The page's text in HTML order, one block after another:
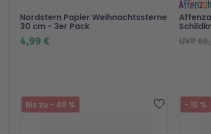
4,99 €
Nordstern Papier Weihnachtssterne
30 cm - 3er Pack
UVP
Zur
Bis zu - 40 % -10 %